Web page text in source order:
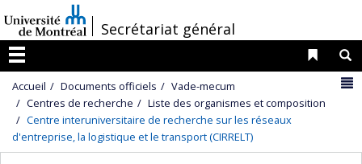
au
contenu
/
Secrétariat général
Menu
Liens
Accueil Documents officiels
Vade-mecum
Centres de recherche
Liste des organismes et composition
Centre interuniversitaire de recherche sur les réseaux
d'entreprise, la logistique et le transport (CIRRELT)